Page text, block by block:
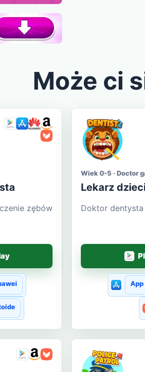
Może ci
zębów
Wiek 0-5 · Doctor
Lekarz
Doktor
App